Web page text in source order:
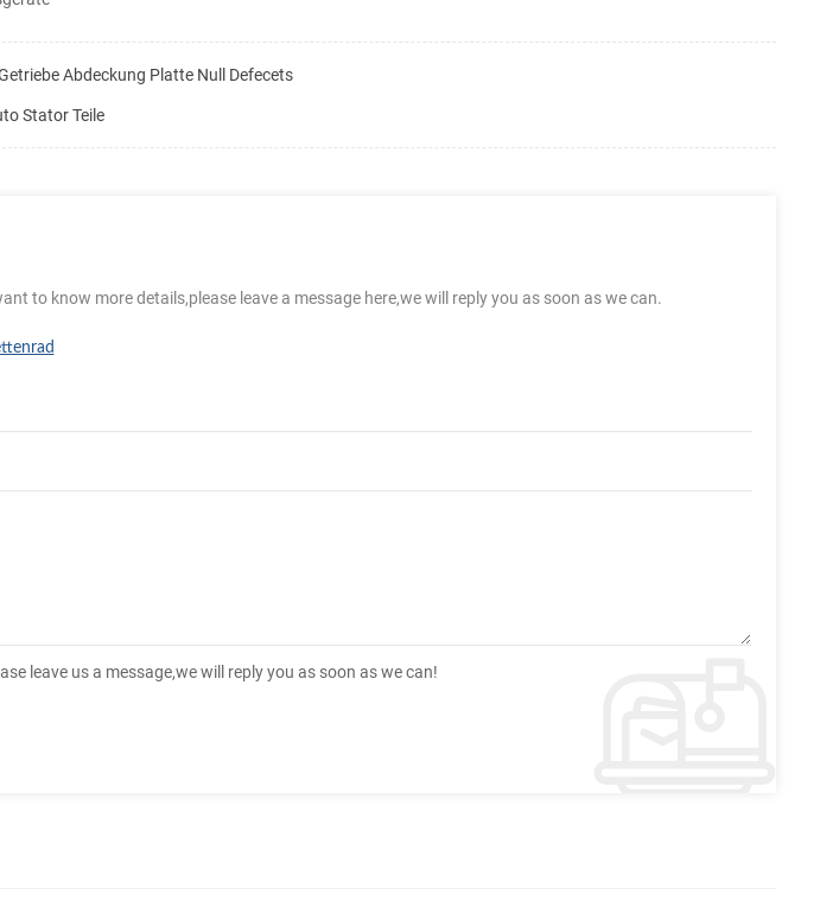
Abdeckung Platte Null Defecets
Stator Teile
to know more details,please leave a message here,we will reply you as soon as we can.
leave us a message,we will reply you as soon as we can!